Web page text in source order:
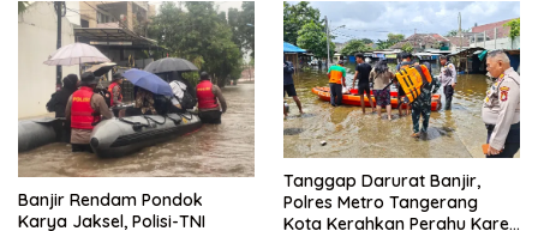
Banjir Rendam Pondok
Karya Jaksel, Polisi-TNI
Tanggap Darurat Banjir,
Polres Metro Tangerang
Kota Kerahkan Perahu Karet